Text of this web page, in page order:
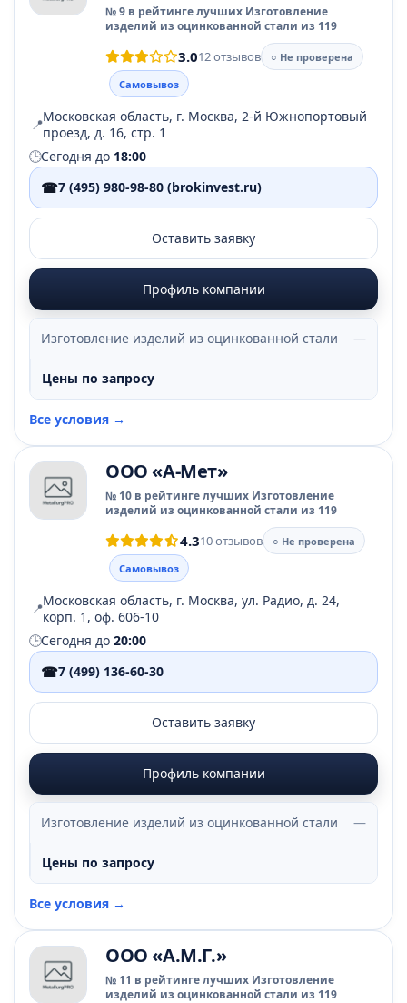
№ 9 в рейтинге лучших Изготовление
изделий из оцинкованной стали из 119
3.012 отзывов
○ Не проверена
Самовывоз
📍Московская область, г. Москва, 2-й Южнопортовый
проезд, д. 16, стр. 1
🕒Сегодня до 18:00
☎7 (495) 980-98-80 (brokinvest.ru)
Оставить заявку
Профиль компании
Изготовление изделий из оцинкованной стали —
Цены по запросу
Все условия →
ООО «А-Мет»
№ 10 в рейтинге лучших Изготовление
изделий из оцинкованной стали из 119
4.310 отзывов
○ Не проверена
Самовывоз
📍Московская область, г. Москва, ул. Радио, д. 24,
корп. 1, оф. 606-10
🕒Сегодня до 20:00
☎7 (499) 136-60-30
Оставить заявку
Профиль компании
Изготовление изделий из оцинкованной стали —
Цены по запросу
Все условия →
ООО «А.М.Г.»
№ 11 в рейтинге лучших Изготовление
изделий из оцинкованной стали из 119